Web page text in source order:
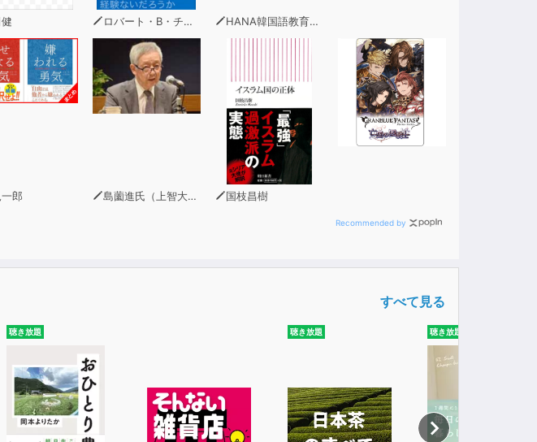
ロバート・B・チャルディーニ HANA韓国語教育研究会
郎 島薗進氏（上智大学グリーフケア研究所長） 国枝昌樹
Recommended by
すべて見る
聴き放題 聴き放題 聴き放題